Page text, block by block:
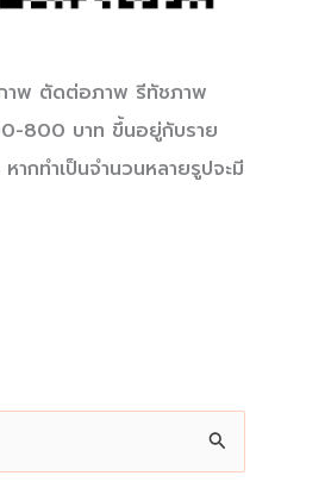
าพ ตัดต่อภาพ รีทัชภาพ
800 บาท ขึ้นอยู่กับราย
ากทำเป็นจำนวนหลายรูปจะมี